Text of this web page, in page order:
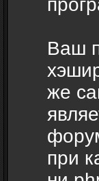
Ваш
же
при